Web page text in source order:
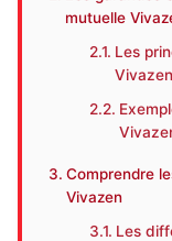
mutuelle
Les
Vivazen
Comprendre
Vivazen
Les